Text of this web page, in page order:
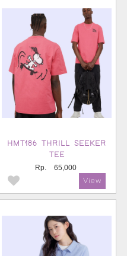
HMT186 THRILL SEEKER
TEE
Rp. 65,000